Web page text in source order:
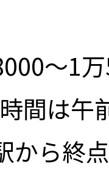
～1
間は午
から終